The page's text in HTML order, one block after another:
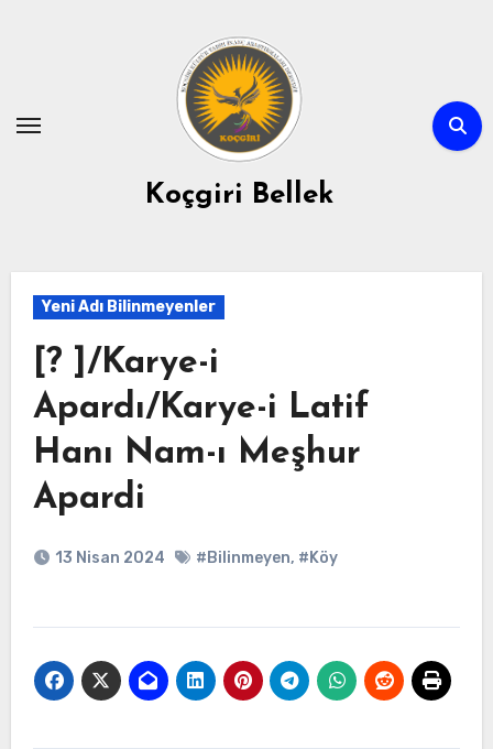
Koçgiri Bellek
Yeni Adı Bilinmeyenler
[? ]/Karye-i
Apardı/Karye-i Latif
Hanı Nam-ı Meşhur
Apardi
13 Nisan 2024 #Bilinmeyen, #Köy